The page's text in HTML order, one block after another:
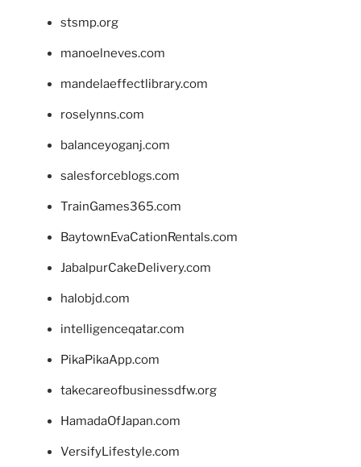
stsmp.org
manoelneves.com
mandelaeffectlibrary.com
roselynns.com
balanceyoganj.com
salesforceblogs.com
TrainGames365.com
BaytownEvaCationRentals.com
JabalpurCakeDelivery.com
halobjd.com
intelligenceqatar.com
PikaPikaApp.com
takecareofbusinessdfw.org
HamadaOfJapan.com
VersifyLifestyle.com